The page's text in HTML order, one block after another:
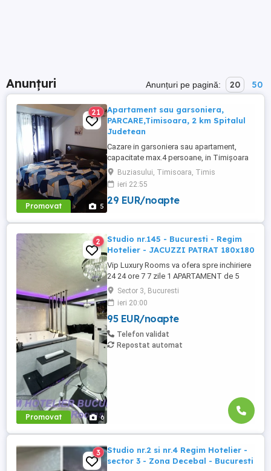
Anunțuri Anunțuri pe pagină: 20 50
Promovat 5
21
Apartament sau garsoniera,
PARCARE,Timisoara, 2 km Spitalul
Judetean
Cazare in garsoniera sau apartament,
capacitate max.4 persoane, in Timișoara
la 2 km de Spitalul Judetean. (la doua
strazi)de zona Calea Buziasului
Lic.Electrotimis si la 2 km de Mosnita
Noua Centura. PARCARE. Situat la et.1 al
+wifi , frigider, mașină spălat, ...
Buziasului, Timisoara, Timis
ieri 22:55
29 EUR/noapte
Promovat 6
2
Studio nr.145 - Bucuresti - Regim
Hotelier - JACUZZI PATRAT 180x180
Vip Luxury Rooms va ofera spre inchiriere
24 24 ore 7 7 zile 1 APARTAMENT de 5
stele Luxos cu un desing unic si deosebit
in Sector 3 Bucuresti . APARTAMENTUL se
alfa in Complex Rezidential Nou . Acces
Bariera Monitorizare Video in Complex (
de la Politia Locala Sector 3 ) Loc de
parcare PRIVAT in complex ...
Sector 3, Bucuresti
ieri 20:00
95 EUR/noapte
Telefon validat
Repostat automat
3
Studio nr.2 si nr.4 Regim Hotelier -
sector 3 - Zona Decebal - Bucuresti